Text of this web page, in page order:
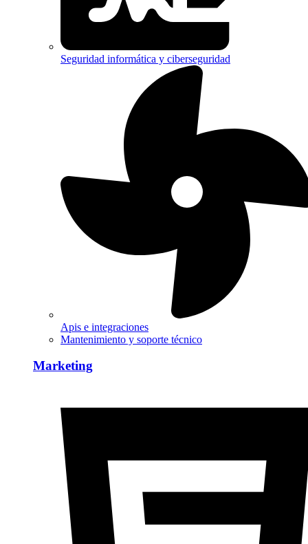
Seguridad informática y ciberseguridad
Apis e integraciones
Mantenimiento y soporte técnico
Marketing